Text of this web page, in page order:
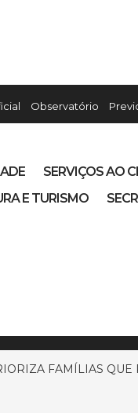
Observatório
SERVIÇOS AO
E TURISMO
FAMÍLIAS QUE